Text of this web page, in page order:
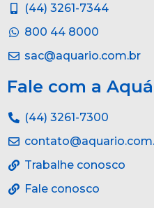
(44) 3261-7344
800 44 8000
sac@aquario.com.br
Fale com a
(44) 3261-7300
Trabalhe conosco
Fale conosco